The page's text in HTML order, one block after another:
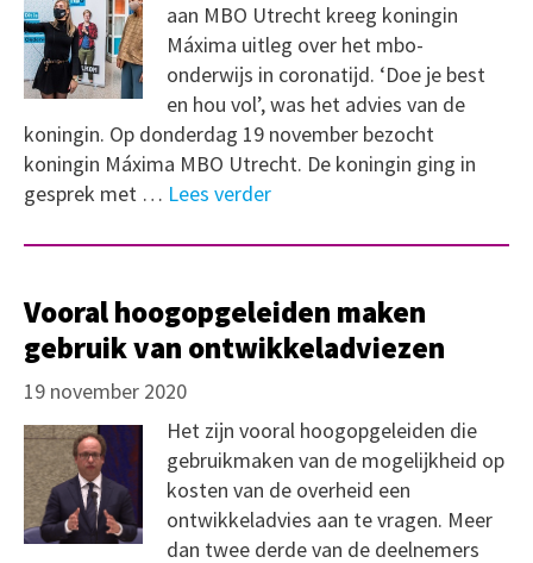
aan MBO Utrecht kreeg koningin
Máxima uitleg over het mbo-
onderwijs in coronatijd. ‘Doe je best
en hou vol’, was het advies van de
koningin. Op donderdag 19 november bezocht
koningin Máxima MBO Utrecht. De koningin ging in
gesprek met … Lees verder
Vooral hoogopgeleiden maken
gebruik van ontwikkeladviezen
19 november 2020
Het zijn vooral hoogopgeleiden die
gebruikmaken van de mogelijkheid op
kosten van de overheid een
ontwikkeladvies aan te vragen. Meer
dan twee derde van de deelnemers